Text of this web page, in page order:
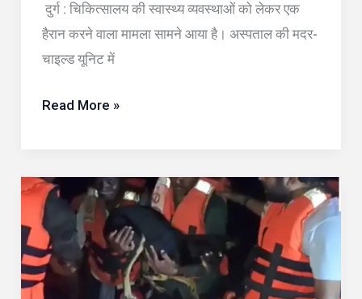
दुर्ग : चिकित्सालय की स्वास्थ्य व्यवस्थाओं को लेकर एक
हैरान करने वाला मामला सामने आया है। अस्पताल की मदर-
चाइल्ड यूनिट में
अस्पताल
चौंकाने
Read More »
बलौदाबाजार
में
बारिश
का
कहर,